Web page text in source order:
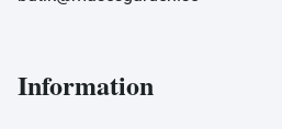
Information